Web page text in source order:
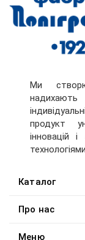
Ми
надихають
продукт
інновацій
Каталог
Про нас
Меню